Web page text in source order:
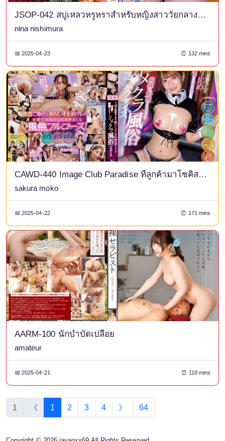
JSOP-042 สบู่เหลวหรูหราสำหรับหญิงสาววัยกลางคนที่สวยงามและใหม่ Nishimura Nina
nina nishimura
📅 2025-04-23 ⏰ 132 mins
CAWD-440 Image Club Paradise ที่ลูกค้ามาโซคิสม์ถูกแกล้งและบังคับให้เสร็จหลายครั้งด้วยการสัมผัสใกล้ชิดกับซากุระ โมโกะ
sakura moko
📅 2025-04-22 ⏰ 171 mins
AARM-100 นักบำบัดเปลือย
amateur
📅 2025-04-21 ⏰ 118 mins
1 《 1 2 3 4 》 64